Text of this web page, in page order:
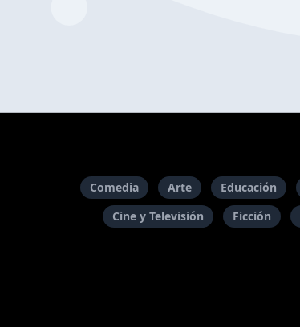
Comedia Arte Educación
Cine y Televisión
Ficción